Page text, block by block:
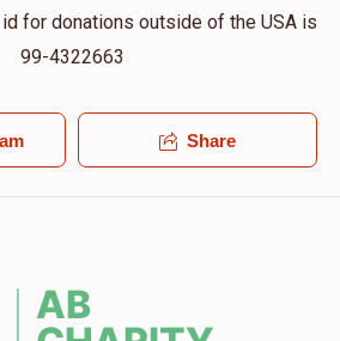
for donations outside of the USA is
99-4322663
Share